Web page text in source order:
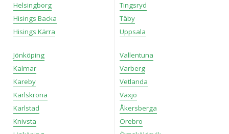
Helsingborg
Hisings Backa
Hisings Kärra
Jönköping
Kalmar
Kareby
Karlskrona
Karlstad
Knivsta
Tingsryd
Täby
Uppsala
Vallentuna
Varberg
Vetlanda
Växjö
Åkersberga
Örebro